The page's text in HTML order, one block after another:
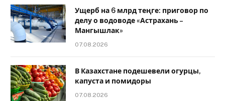
Ущерб на 6 млрд теңге: приговор по
делу о водоводе «Астрахань –
Мангышлак»
07.08.2026
В Казахстане подешевели огурцы,
капуста и помидоры
07.08.2026